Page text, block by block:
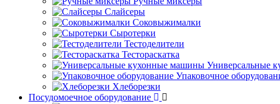
Слайсеры
Соковыжималки
Сыротерки
Тестоделители
Тестораскатка
Универсальные
Упаковочное
Хлеборезки
Посудомоечное оборудование